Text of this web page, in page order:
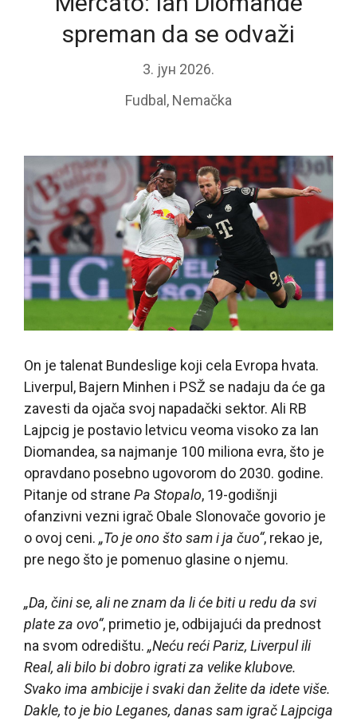
spreman da se odvaži
3. јун 2026.
Fudbal , Nemačka
On je talenat Bundeslige koji cela Evropa hvata.
Liverpul, Bajern Minhen i PSŽ se nadaju da će ga
zavesti da ojača svoj napadački sektor. Ali RB
Lajpcig je postavio letvicu veoma visoko za Ian
Diomandea, sa najmanje 100 miliona evra, što je
opravdano posebno ugovorom do 2030. godine.
Pitanje od strane Pa Stopalo, 19-godišnji
ofanzivni vezni igrač Obale Slonovače govorio je
o ovoj ceni. „To je ono što sam i ja čuo“, rekao je,
pre nego što je pomenuo glasine o njemu.
„Da, čini se, ali ne znam da li će biti u redu da svi
plate za ovo“, primetio je, odbijajući da prednost
na svom odredištu. „Neću reći Pariz, Liverpul ili
Real, ali bilo bi dobro igrati za velike klubove.
Svako ima ambicije i svaki dan želite da idete više.
Dakle, to je bio Leganes, danas sam igrač Lajpciga